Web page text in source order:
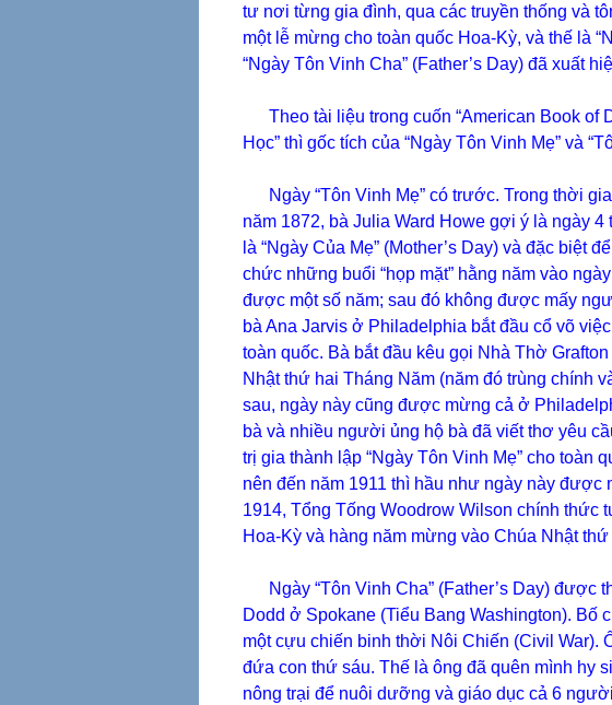
tư nơi từng gia đình, qua các truyền thống và
một lễ mừng cho toàn quốc Hoa-Kỳ, và thế là
“Ngày Tôn Vinh Cha” (Father’s Day) đã xuất
Theo tài liệu trong cuốn “American Book of
Học” thì gốc tích của “Ngày Tôn Vinh Mẹ” và
Ngày “Tôn Vinh Mẹ” có trước. Trong thời
năm 1872, bà Julia Ward Howe gợi ý là ngày
là “Ngày Của Mẹ” (Mother’s Day) và đặc biệt
chức những buổi “họp mặt” hằng năm vào
được một số năm; sau đó không được mấy
bà Ana Jarvis ở Philadelphia bắt đầu cổ võ
toàn quốc. Bà bắt đầu kêu gọi Nhà Thờ
Nhật thứ hai Tháng Năm (năm đó trùng chính
sau, ngày này cũng được mừng cả ở
bà và nhiều người ủng hộ bà đã viết thơ yêu
trị gia thành lập “Ngày Tôn Vinh Mẹ” cho toàn
nên đến năm 1911 thì hầu như ngày này
1914, Tổng Tống Woodrow Wilson chính thức
Hoa-Kỳ và hàng năm mừng vào Chúa Nhật thứ
Ngày “Tôn Vinh Cha” (Father’s Day) được
Dodd ở Spokane (Tiểu Bang Washington). Bố
một cựu chiến binh thời Nôi Chiến (Civil War).
đứa con thứ sáu. Thế là ông đã quên mình hy
nông trại để nuôi dưỡng và giáo dục cả 6